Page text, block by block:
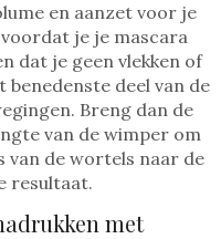
en aanzet voor je
je je mascara
dat je geen vlekken of
deel van de
Breng dan de
van de wimper om
van de wortels naar de
resultaat.
met